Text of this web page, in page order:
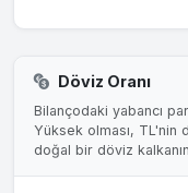
Döviz Oranı
Bilançodaki yabancı
Yüksek olması,
doğal bir döviz